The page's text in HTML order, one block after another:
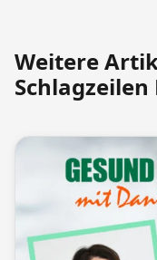
Weitere
Schlagzeilen